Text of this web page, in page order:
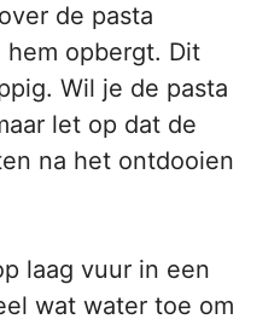
de pasta
opbergt. Dit
Wil je de pasta
let op dat de
na het ontdooien
laag vuur in een
wat water toe om